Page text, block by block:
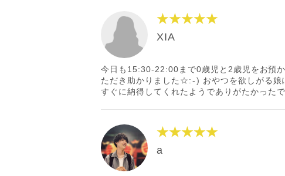
★★★★★
XIA
今日も15:30-22:00まで0歳児と2歳児をお預
ただき助かりました☆:⁠-⁠) おやつを欲しがる娘
すぐに納得してくれたようでありがたかった
★★★★★
a